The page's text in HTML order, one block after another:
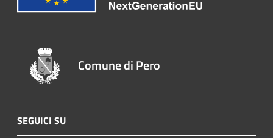
Comune di Pero
SEGUICI SU